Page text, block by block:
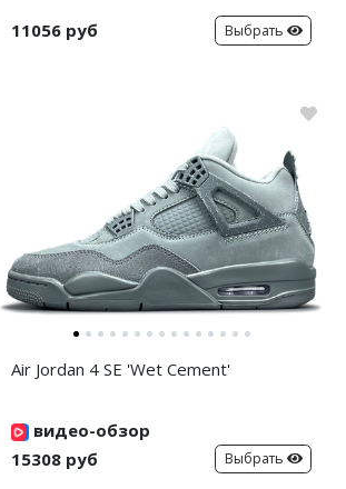
11056 руб Выбрать
Air Jordan 4 SE 'Wet Cement'
видео-обзор
15308 руб
Выбрать